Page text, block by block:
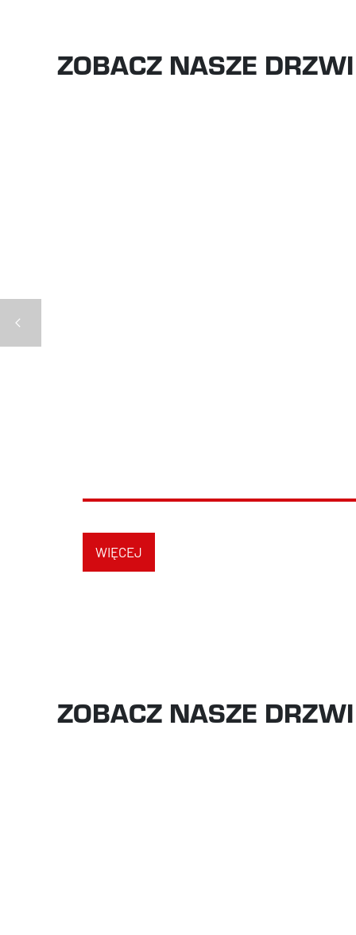
ZOBACZ NASZE
WIĘCEJ
ZOBACZ NASZE